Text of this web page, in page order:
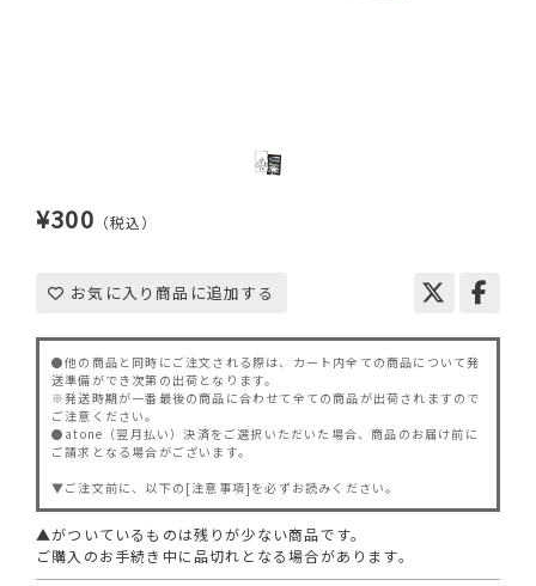
¥300 （税込）
お気に入り商品に追加する
●他の商品と同時にご注文される際は、カート内全ての商品について発
送準備ができ次第の出荷となります。
※発送時期が一番最後の商品に合わせて全ての商品が出荷されますので
ご注意ください。
●atone（翌月払い）決済をご選択いただいた場合、商品のお届け前に
ご請求となる場合がございます。
▼ご注文前に、以下の[注意事項]を必ずお読みください。
▲がついているものは残りが少ない商品です。
ご購入のお手続き中に品切れとなる場合があります。